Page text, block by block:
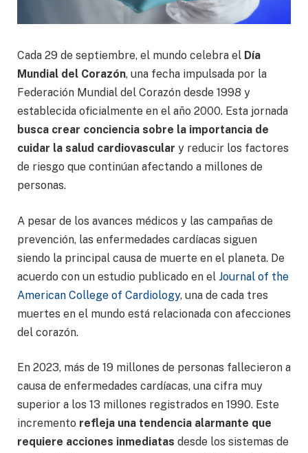
Cada 29 de septiembre, el mundo celebra el Día
Mundial del Corazón, una fecha impulsada por la
Federación Mundial del Corazón desde 1998 y
establecida oficialmente en el año 2000. Esta jornada
busca crear conciencia sobre la importancia de
cuidar la salud cardiovascular y reducir los factores
de riesgo que continúan afectando a millones de
personas.
A pesar de los avances médicos y las campañas de
prevención, las enfermedades cardíacas siguen
siendo la principal causa de muerte en el planeta. De
acuerdo con un estudio publicado en el Journal of the
American College of Cardiology, una de cada tres
muertes en el mundo está relacionada con afecciones
del corazón.
En 2023, más de 19 millones de personas fallecieron a
causa de enfermedades cardíacas, una cifra muy
superior a los 13 millones registrados en 1990. Este
incremento refleja una tendencia alarmante que
requiere acciones inmediatas desde los sistemas de